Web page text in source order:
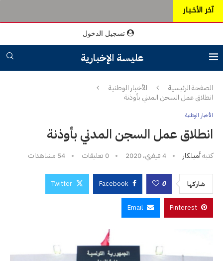
آخر الأخـبـار
تسجيل الدخول
عليسة الإخبارية
الصفحة الرئيسية
الأخبار الوطنية
انطلاق عمل السجن المدني بأوذنة
الأخبار الوطنية
انطلاق عمل السجن المدني بأوذنة
كتبهأميلكار 4 فيفري، 2020 0 تعليقات 54 مشاهدات
شاركها 0
Facebook
Twitter
Pinterest
Email